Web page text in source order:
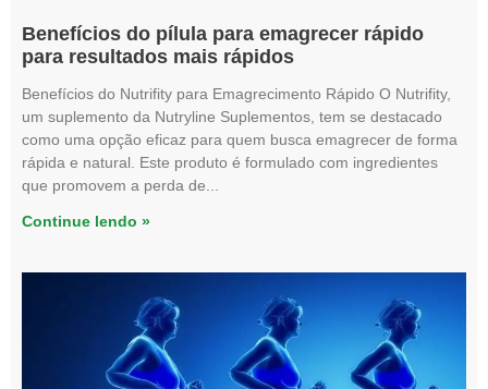
Benefícios do pílula para emagrecer rápido
para resultados mais rápidos
Benefícios do Nutrifity para Emagrecimento Rápido O Nutrifity,
um suplemento da Nutryline Suplementos, tem se destacado
como uma opção eficaz para quem busca emagrecer de forma
rápida e natural. Este produto é formulado com ingredientes
que promovem a perda de
Continue lendo »